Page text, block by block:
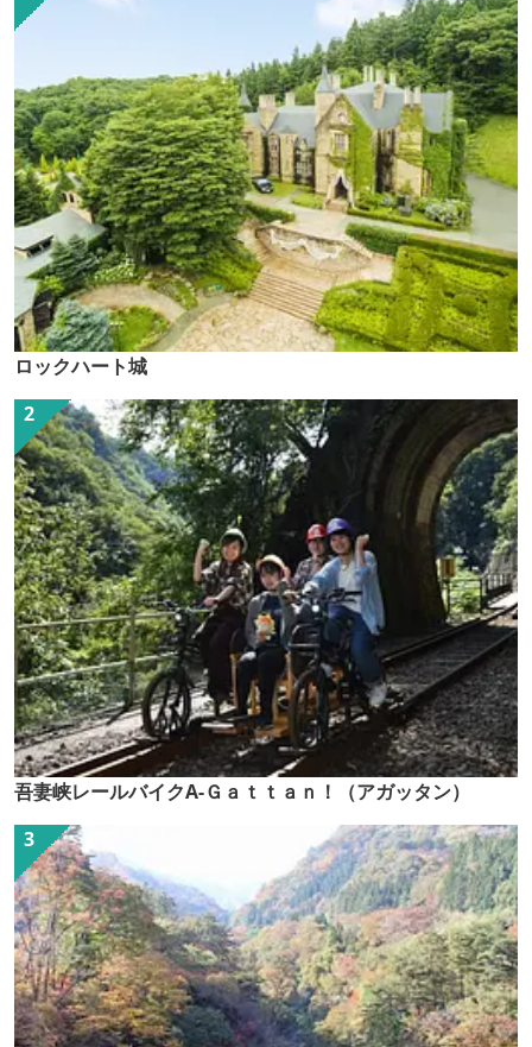
ロックハート城
吾妻峡レールバイクA-Ｇａｔｔａｎ！（アガッタン）